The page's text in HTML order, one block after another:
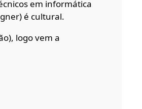
em informática
é cultural.
logo vem a